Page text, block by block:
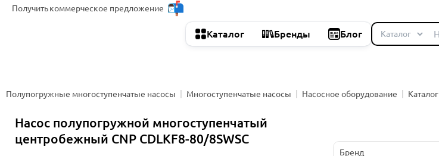
Получитькоммерческое предложение
Каталог Бренды Блог
Полупогружные многоступенчатые насосы Многоступенчатые насосы Насосное оборудование
Каталог
Насос полупогружной многоступенчатый
центробежный CNP CDLKF8-80/8SWSC
Бренд